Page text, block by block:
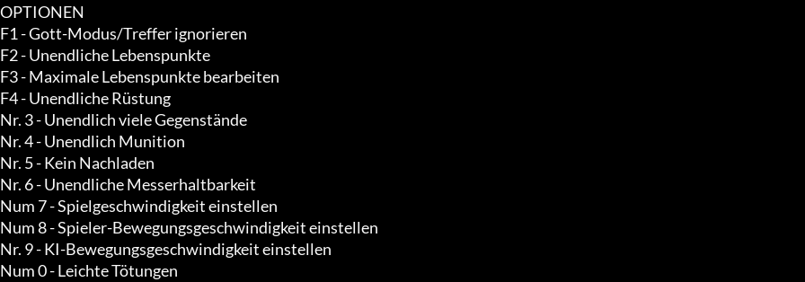
OPTIONEN
F1 - Gott-Modus/Treffer ignorieren
F2 - Unendliche Lebenspunkte
F3 - Maximale Lebenspunkte bearbeiten
F4 - Unendliche Rüstung
Nr. 3 - Unendlich viele Gegenstände
Nr. 4 - Unendlich Munition
Nr. 5 - Kein Nachladen
Nr. 6 - Unendliche Messerhaltbarkeit
Num 7 - Spielgeschwindigkeit einstellen
Num 8 - Spieler-Bewegungsgeschwindigkeit einstellen
Nr. 9 - KI-Bewegungsgeschwindigkeit einstellen
Num 0 - Leichte Tötungen